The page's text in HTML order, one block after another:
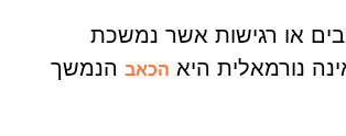
או רגישות אשר נמשכת
נורמאלית היא הכאב הנמשך